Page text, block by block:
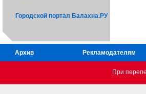
Городской портал Балахна.РУ
Архив Рекламодателям
При